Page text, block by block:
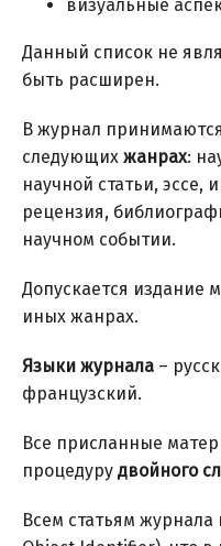
визуальные
Данный список не
быть расширен.
В журнал
следующих жанрах:
научной статьи, эссе,
рецензия,
научном событии.
Допускается издание
иных жанрах.
Языки журнала –
французский.
Все присланные
процедуру двойного
Всем статьям журнала